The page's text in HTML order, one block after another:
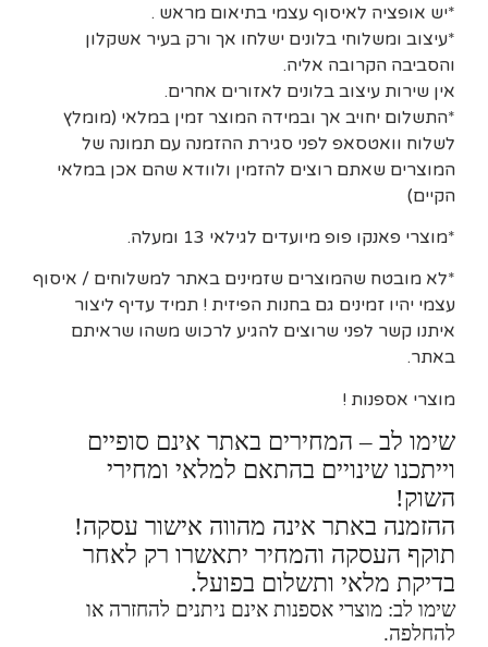
*יש אופציה לאיסוף עצמי בתיאום מראש .
*עיצוב ומשלוחי בלונים ישלחו אך ורק בעיר אשקלון
והסביבה הקרובה אליה.
אין שירות עיצוב בלונים לאזורים אחרים.
*התשלום יחויב אך ובמידה המוצר זמין במלאי (מומלץ
לשלוח וואטסאפ לפני סגירת ההזמנה עם תמונה של
המוצרים שאתם רוצים להזמין ולוודא שהם אכן במלאי
הקיים)
*מוצרי פאנקו פופ מיועדים לגילאי 13 ומעלה.
*לא מובטח שהמוצרים שזמינים באתר למשלוחים / איסוף
עצמי יהיו זמינים גם בחנות הפיזית ! תמיד עדיף ליצור
איתנו קשר לפני שרוצים להגיע לרכוש משהו שראיתם
באתר.
מוצרי אספנות !
שימו לב – המחירים באתר אינם סופיים
וייתכנו שינויים בהתאם למלאי ומחירי
השוק!
ההזמנה באתר אינה מהווה אישור עסקה!
תוקף העסקה והמחיר יתאשרו רק לאחר
בדיקת מלאי ותשלום בפועל.
שימו לב: מוצרי אספנות אינם ניתנים להחזרה או
להחלפה.